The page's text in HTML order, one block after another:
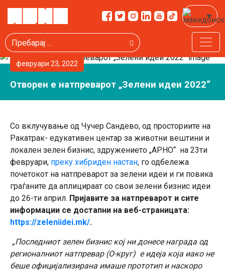
февруари 23, 2022
Отворен е натпреварот „Зелени идеи 2022“
Со вклучување од Чучер Сандево, од просториите на
Ракатрак- едукативен центар за животни вештини и
локален зелен бизнис, здружението „АРНО“ на 23ти
февруари, преку хибриден настан, го одбележа
почетокот на натпреварот за зелени идеи и ги повика
граѓаните да аплицираат со свои зелени бизнис идеи
до 26-ти април. Пријавите за натпреварот и сите
информации се достапни на веб-страницата:
https://zeleniidei.mk/.
„Последниот зелен бизнис кој ни донесе награда од
регионалниот натпревар (О-круг) е идеја која иако не
беше официјализирана имаше прототип и наскоро